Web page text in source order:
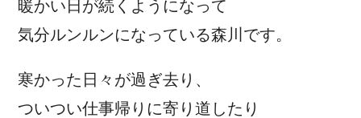
暖かい日が続くようになって
気分ルンルンになっている森川です。
寒かった日々が過ぎ去り、
ついつい仕事帰りに寄り道したり